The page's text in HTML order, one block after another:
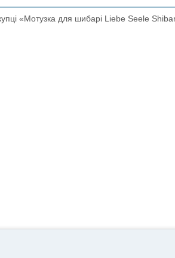
«Мотузка для шибарі Liebe Seele